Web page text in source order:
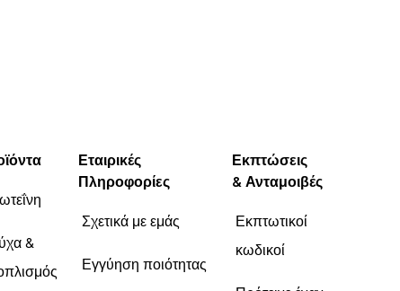
&
Εταιρικές
Πληροφορίες
Σχετικά με εμάς
Εγγύηση ποιότητας
Εκπτώσεις
& Ανταμοιβές
Εκπτωτικοί
κωδικοί